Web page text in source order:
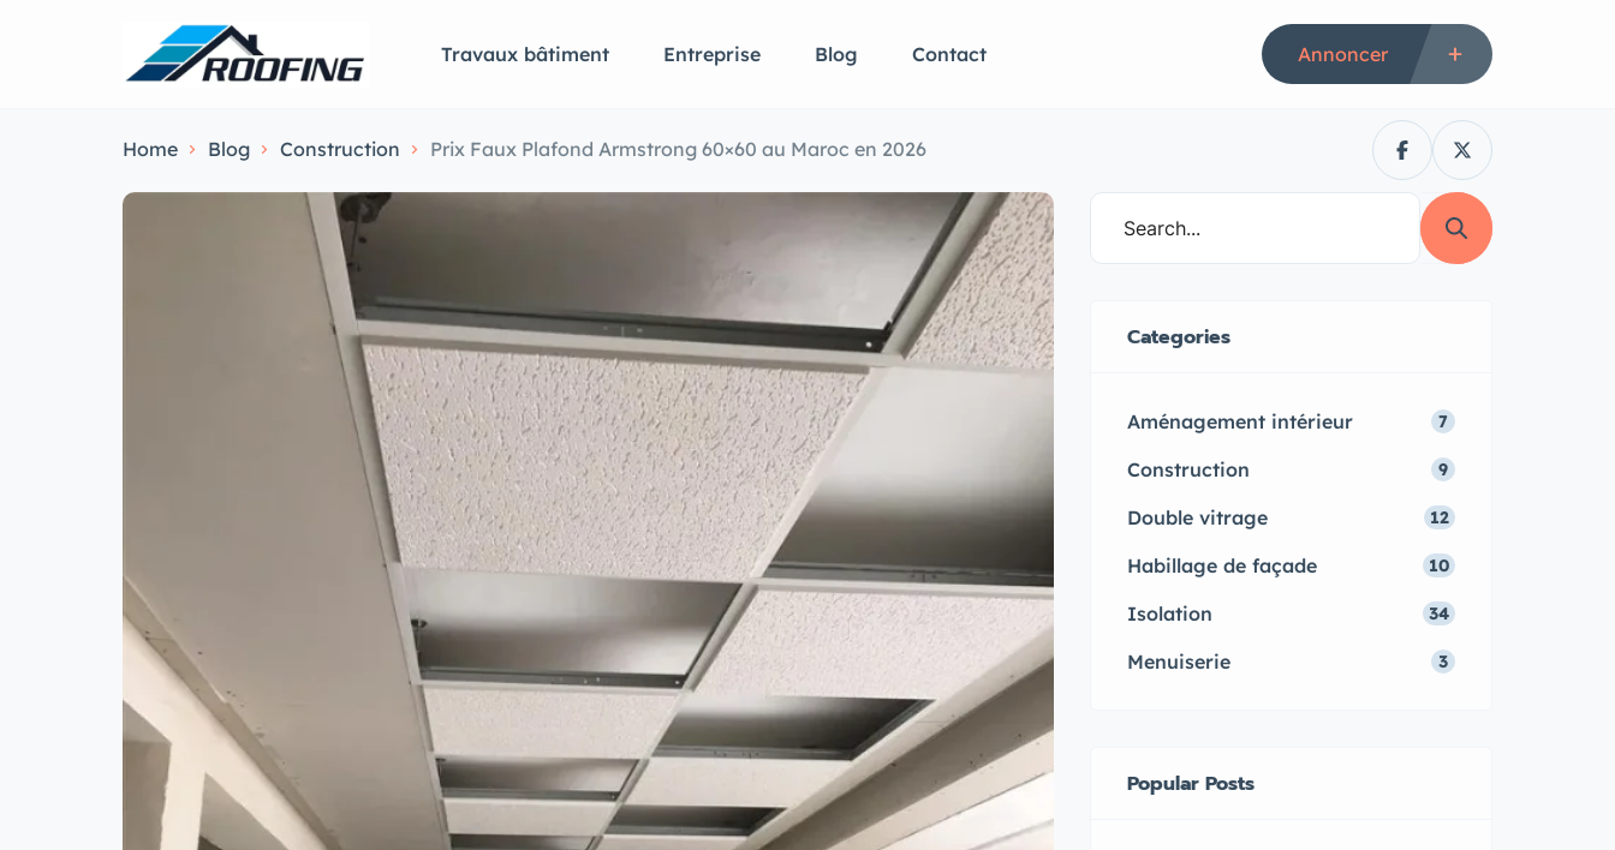
Travaux bâtiment Entreprise Blog Contact Annoncer
Home Blog Construction Prix Faux Plafond Armstrong 60×60 au Maroc en 2026
Categories
Aménagement intérieur 7
Construction 9
Double vitrage 12
Habillage de façade 10
Isolation 34
Menuiserie 3
Popular Posts